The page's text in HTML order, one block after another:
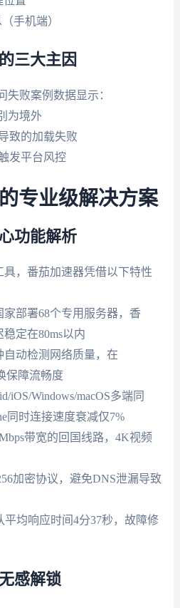
手机端）
三大主因
失败案例数据显示：
为境外
致的加载失败
发平台风控
专业级解决方案
功能解析
具，番茄加速器凭借以下特性
家部署68个专用服务器，香
定在80ms以内
自动检测网络质量，在
保障流畅度
iOS/Windows/macOS多端同
同时连接速度衰减仅7%
带宽的回国线路，4K视频
加密协议，避免DNS泄漏导致
平均响应时间4分37秒，故障修
感解锁